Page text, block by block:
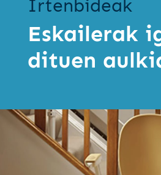
Irtenbideak
Eskailerak
dituen